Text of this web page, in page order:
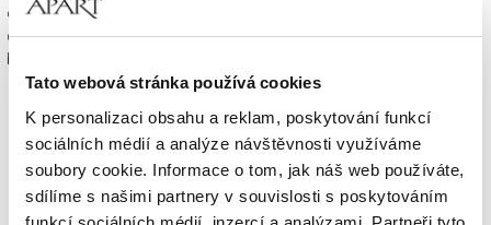
Tato webová stránka používá cookies
K personalizaci obsahu a reklam, poskytování funkcí
sociálních médií a analýze návštěvnosti využíváme
soubory cookie. Informace o tom, jak náš web používáte,
sdílíme s našimi partnery v souvislosti s poskytováním
objednaném sortimentu. Váš nákup se tak stane krásným
dárkem, který můžete bez dalších příprav věnovat svým
blízkým.